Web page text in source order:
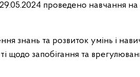
проведено навчання
знань та розвиток умінь і
щодо запобігання та